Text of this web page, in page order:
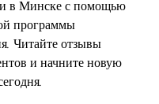
в Минске с помощью
программы
Читайте отзывы
и начните новую